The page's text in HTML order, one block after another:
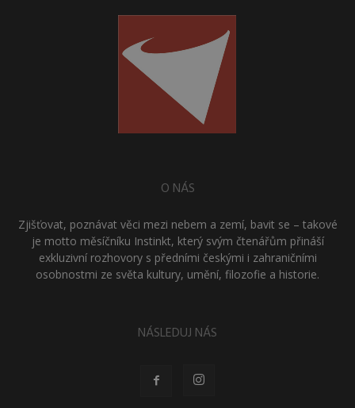
O NÁS
Zjišťovat, poznávat věci mezi nebem a zemí, bavit se – takové
je motto měsíčníku Instinkt, který svým čtenářům přináší
exkluzivní rozhovory s předními českými i zahraničními
osobnostmi ze světa kultury, umění, filozofie a historie.
NÁSLEDUJ NÁS